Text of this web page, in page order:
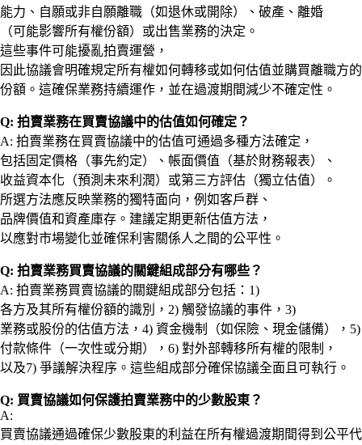
能力、自願或非自願離職（如退休或開除）、破產、離婚
（可能影響所有權份額）或出售業務的決定。
這些事件可能擾亂拍賣運營，
因此協議會明確規定所有權如何轉移或如何估值並購買離職方的
份額。這確保業務持續運作，並在過渡期間減少不確定性。
Q: 拍賣業務在買賣協議中的估值如何確定？
A: 拍賣業務在買賣協議中的估值可通過多種方法確定，
包括固定價格（事先約定）、帳面價值（基於財務報表）、
收益資本化（預測未來利潤）或第三方評估（獨立估值）。
所選方法應反映業務的獨特面向，例如客戶群、
品牌價值和資產庫存。建議定期更新估值方法，
以應對市場變化並確保利害關係人之間的公平性。
Q: 拍賣業務買賣協議的關鍵組成部分有哪些？
A: 拍賣業務買賣協議的關鍵組成部分包括：1)
各方及其所有權份額的識別，2) 觸發協議的事件，3)
業務或股份的估值方法，4) 資金機制（如保險、現金儲備），5)
付款條件（一次性或分期），6) 對外部轉移所有權的限制，
以及7) 爭議解決程序。這些組成部分確保協議全面且可執行。
Q: 買賣協議如何保護拍賣業務中的少數股東？
A:
買賣協議通過確保少數股東的利益在所有權過渡期間得到公平代